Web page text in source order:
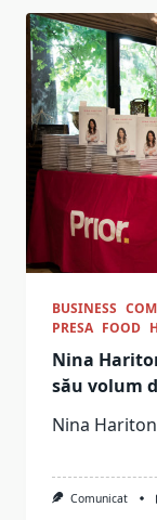
BUSINESS
PRESA FOOD
Nina
său volum
Nina
Comunicat